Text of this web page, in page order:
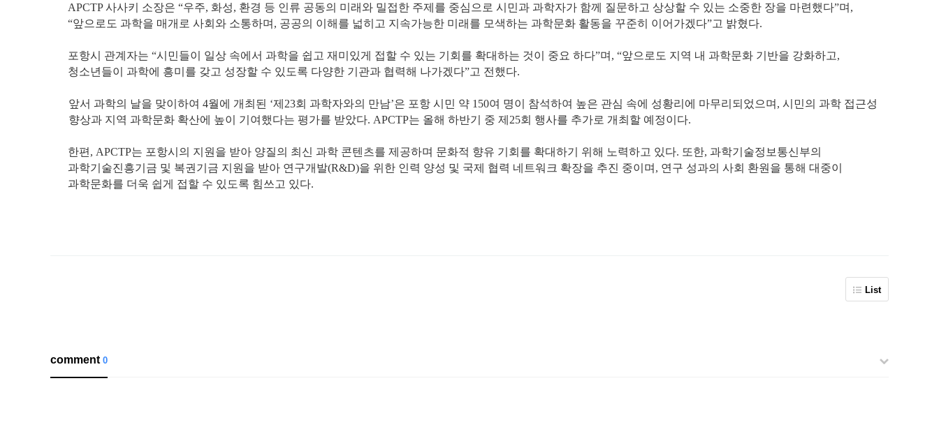
APCTP 사사키 소장은 “우주, 화성, 환경 등 인류 공동의 미래와 밀접한 주제를 중심으로 시민과 과학자가 함께 질문하고 상상할 수 있는 소중한 장을 마련했다”며,
“앞으로도 과학을 매개로 사회와 소통하며, 공공의 이해를 넓히고 지속가능한 미래를 모색하는 과학문화 활동을 꾸준히 이어가겠다”고 밝혔다.
포항시 관계자는 “시민들이 일상 속에서 과학을 쉽고 재미있게 접할 수 있는 기회를 확대하는 것이 중요 하다”며, “앞으로도 지역 내 과학문화 기반을 강화하고,
청소년들이 과학에 흥미를 갖고 성장할 수 있도록 다양한 기관과 협력해 나가겠다”고 전했다.
앞서 과학의 날을 맞이하여 4월에 개최된 ‘제23회 과학자와의 만남’은 포항 시민 약 150여 명이 참석하여 높은 관심 속에 성황리에 마무리되었으며, 시민의 과학 접근성
향상과 지역 과학문화 확산에 높이 기여했다는 평가를 받았다. APCTP는 올해 하반기 중 제25회 행사를 추가로 개최할 예정이다.
한편, APCTP는 포항시의 지원을 받아 양질의 최신 과학 콘텐츠를 제공하며 문화적 향유 기회를 확대하기 위해 노력하고 있다. 또한, 과학기술정보통신부의
과학기술진흥기금 및 복권기금 지원을 받아 연구개발(R&D)을 위한 인력 양성 및 국제 협력 네트워크 확장을 추진 중이며, 연구 성과의 사회 환원을 통해 대중이
과학문화를 더욱 쉽게 접할 수 있도록 힘쓰고 있다.
List
comment0